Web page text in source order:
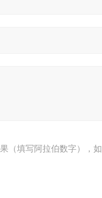
（填写阿拉伯数字），